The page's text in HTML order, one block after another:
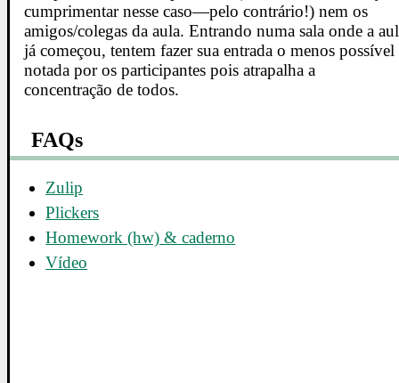
cumprimentar nesse caso—pelo contrário!) nem os
amigos/colegas da aula. Entrando numa sala onde a
já começou, tentem fazer sua entrada o menos possível
notada por os participantes pois atrapalha a
concentração de todos.
FAQs
Zulip
Plickers
Homework (hw) & caderno
Vídeo